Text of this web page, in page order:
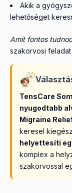
Akik a
lehetőséget
Amit fontos
szakorvosi
TensCare
nyugodtabb
Migraine
keresel
helyettesíti
komplex a
szakorvossal